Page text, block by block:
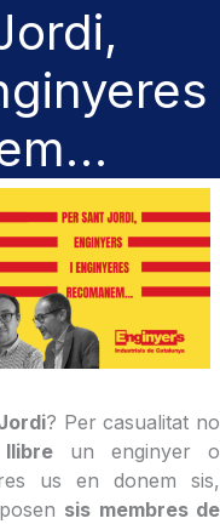
? Per casualitat no
un enginyer o
us en donem sis,
sis membres de